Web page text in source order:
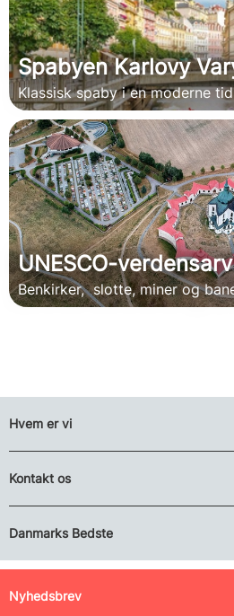
Spabyen Karlovy
Klassisk spaby i en moderne tid
UNESCO-
Benkirker, slotte, miner og
Hvem er vi
Kontakt os
Danmarks Bedste
Nyhedsbrev